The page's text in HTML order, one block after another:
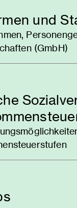
und
(GmbH)